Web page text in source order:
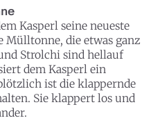
Kasperl seine neueste
Mülltonne, die etwas ganz
Strolchi sind hellauf
dem Kasperl ein
ist die klappernde
Sie klappert los und